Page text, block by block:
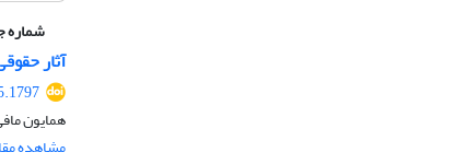
شماره
آثار
همایون
مشاهده